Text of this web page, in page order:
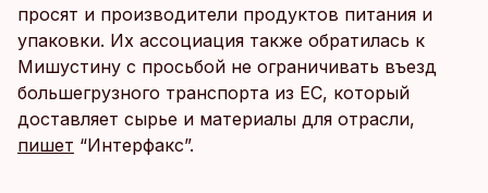
просят и производители продуктов питания и
упаковки. Их ассоциация также обратилась к
Мишустину с просьбой не ограничивать въезд
большегрузного транспорта из ЕС, который
доставляет сырье и материалы для отрасли,
пишет “Интерфакс”.